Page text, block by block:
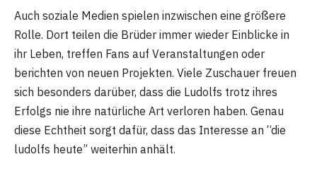
Auch soziale Medien spielen inzwischen eine größere
Rolle. Dort teilen die Brüder immer wieder Einblicke in
ihr Leben, treffen Fans auf Veranstaltungen oder
berichten von neuen Projekten. Viele Zuschauer freuen
sich besonders darüber, dass die Ludolfs trotz ihres
Erfolgs nie ihre natürliche Art verloren haben. Genau
diese Echtheit sorgt dafür, dass das Interesse an “die
ludolfs heute” weiterhin anhält.